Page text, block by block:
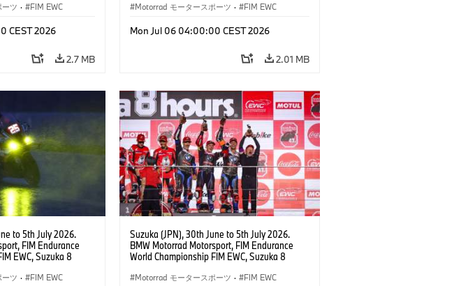
Racing Team, #76
Ponsson
ツ · FIM EWC
CEST 2026
2.7 MB
Hikari Okubo, Kaito Toba, Motoharu Ito (all
Motorrad モータースポーツ · FIM EWC
Mon Jul 06 04:00:00 CEST 2026
2.01 MB
to 5th July 2026.
FIM Endurance
EWC, Suzuka 8
Motoharu Ito (all
ツ · FIM EWC
Suzuka (JPN), 30th June to 5th July 2026.
BMW Motorrad Motorsport, FIM Endurance
World Championship FIM EWC, Suzuka 8
#37 BMW M 1000 RR, Markus Reiterberger
Motorrad モータースポーツ · FIM EWC